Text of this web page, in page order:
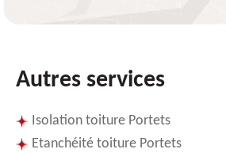
Autres services
Isolation toiture Portets
Etanchéité toiture Portets